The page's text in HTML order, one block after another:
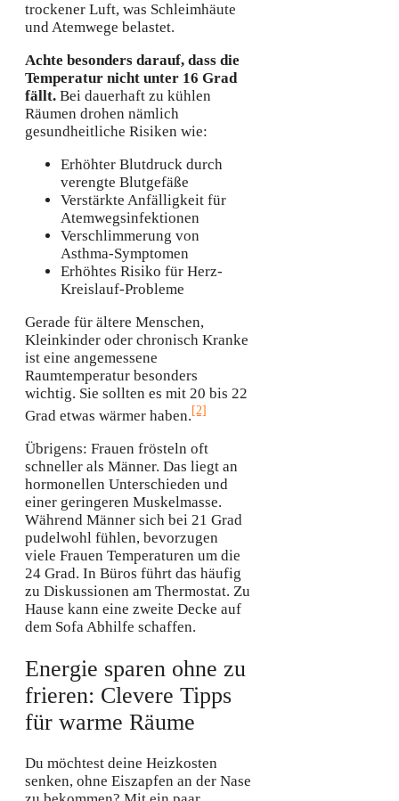
trockener Luft, was Schleimhäute
und Atemwege belastet.
Achte besonders darauf, dass die
Temperatur nicht unter 16 Grad
fällt. Bei dauerhaft zu kühlen
Räumen drohen nämlich
gesundheitliche Risiken wie:
Erhöhter Blutdruck durch
verengte Blutgefäße
Verstärkte Anfälligkeit für
Atemwegsinfektionen
Verschlimmerung von
Asthma-Symptomen
Erhöhtes Risiko für Herz-
Kreislauf-Probleme
Gerade für ältere Menschen,
Kleinkinder oder chronisch Kranke
ist eine angemessene
Raumtemperatur besonders
wichtig. Sie sollten es mit 20 bis 22
Grad etwas wärmer haben.[2]
Übrigens: Frauen frösteln oft
schneller als Männer. Das liegt an
hormonellen Unterschieden und
einer geringeren Muskelmasse.
Während Männer sich bei 21 Grad
pudelwohl fühlen, bevorzugen
viele Frauen Temperaturen um die
24 Grad. In Büros führt das häufig
zu Diskussionen am Thermostat. Zu
Hause kann eine zweite Decke auf
dem Sofa Abhilfe schaffen.
Energie sparen ohne zu
frieren: Clevere Tipps
für warme Räume
Du möchtest deine Heizkosten
senken, ohne Eiszapfen an der Nase